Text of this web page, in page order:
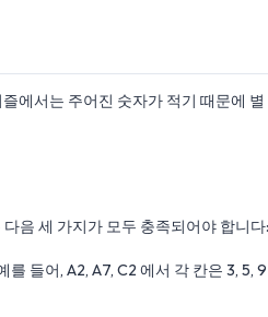
에서는 주어진 숫자가 적기 때문에 별
음 세 가지가 모두 충족되어야 합니다:
를 들어, A2, A7, C2 에서 각 칸은 3, 5, 9